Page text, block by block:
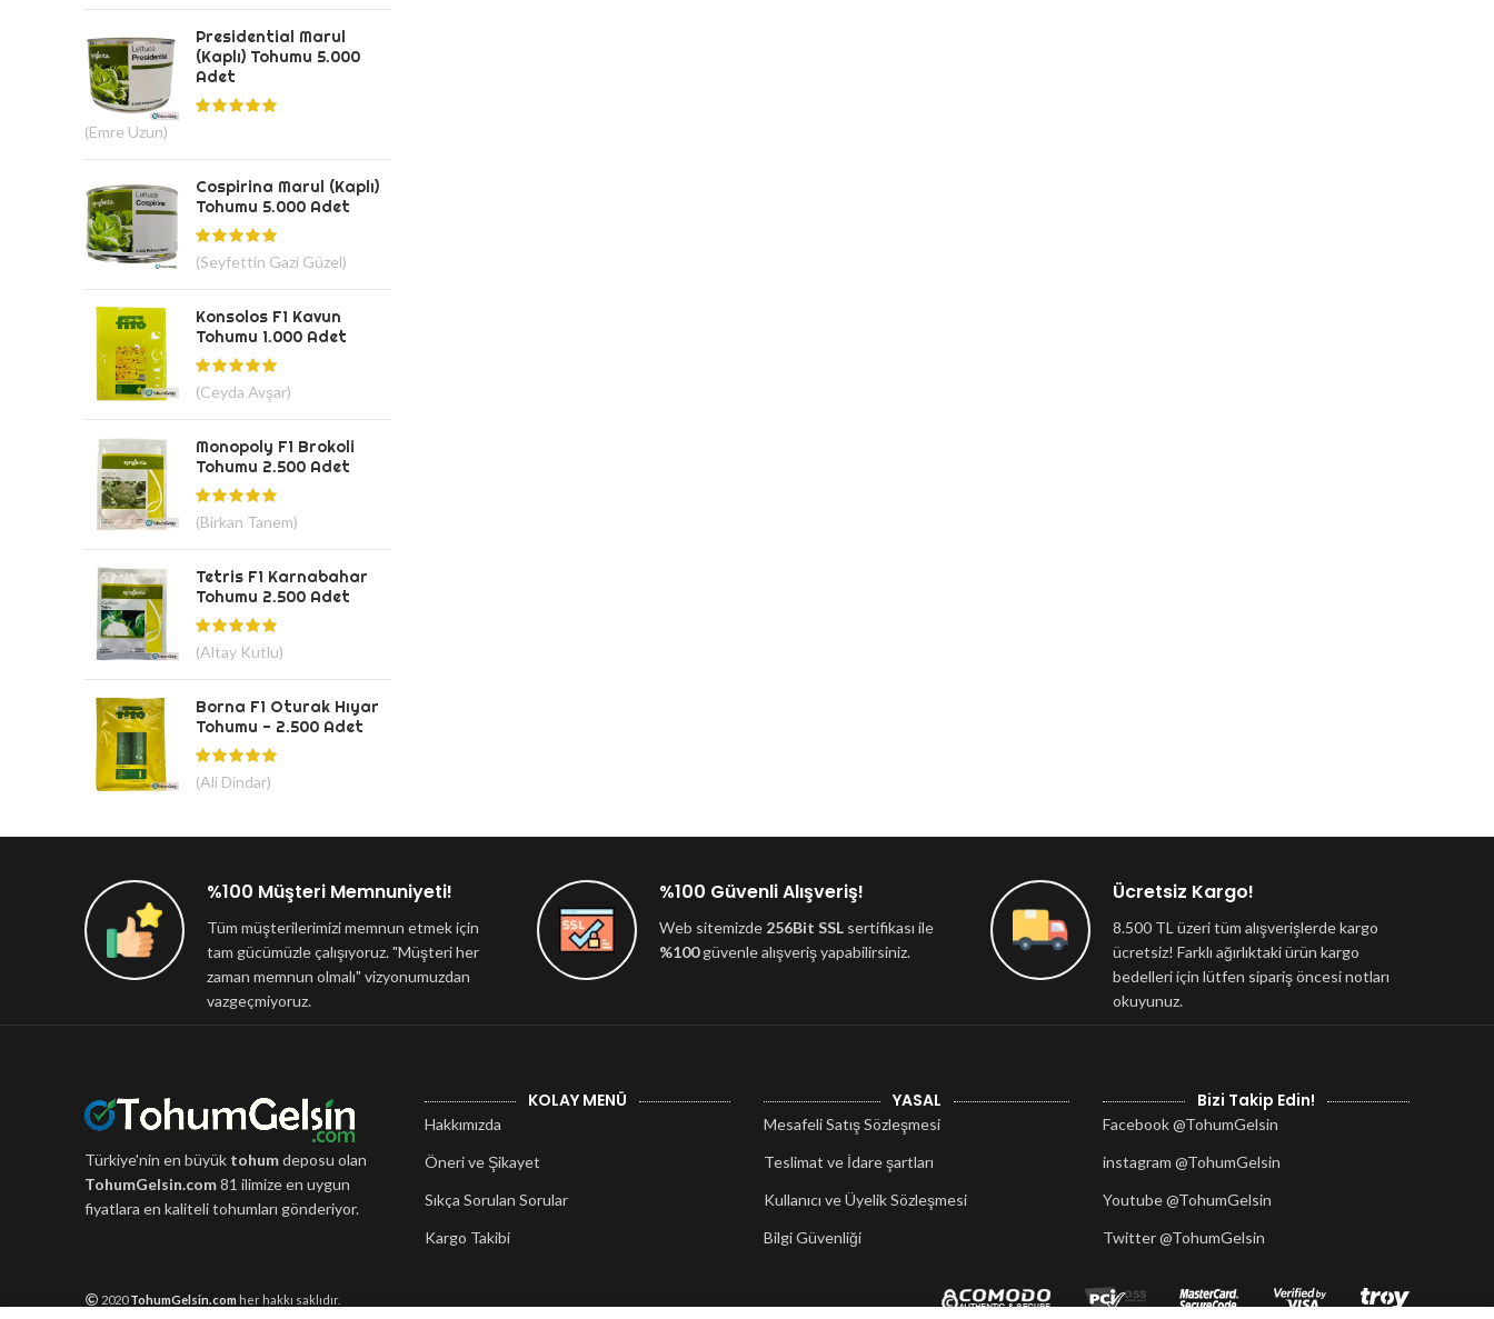
Presidential Marul
(Kaplı) Tohumu 5.000
Adet
(Emre Uzun)
Cospirina Marul (Kaplı)
Tohumu 5.000 Adet
(Seyfettin Gazi Güzel)
Konsolos F1 Kavun
Tohumu 1.000 Adet
(Ceyda Avşar)
Monopoly F1 Brokoli
Tohumu 2.500 Adet
(Birkan Tanem)
Tetris F1 Karnabahar
Tohumu 2.500 Adet
(Altay Kutlu)
Borna F1 Oturak Hıyar
Tohumu - 2.500 Adet
(Ali Dindar)
%100 Müşteri Memnuniyeti!
Tüm müşterilerimizi memnun etmek için
tam gücümüzle çalışıyoruz. "Müşteri her
zaman memnun olmalı" vizyonumuzdan
vazgeçmiyoruz.
%100 Güvenli Alışveriş!
Web sitemizde 256Bit SSL sertifikası ile
%100güvenle alışveriş yapabilirsiniz.
Ücretsiz Kargo!
8.500 TL üzeri tüm alışverişlerde kargo
ücretsiz! Farklı ağırlıktaki ürün kargo
bedelleri için lütfen sipariş öncesi notları
okuyunuz.
Türkiye'nin en büyük tohumdeposu olan
TohumGelsin.com81 ilimize en uygun
fiyatlara en kaliteli tohumları gönderiyor.
KOLAY MENÜ
Hakkımızda
Öneri ve Şikayet
Sıkça Sorulan Sorular
Kargo Takibi
YASAL
Mesafeli Satış Sözleşmesi
Teslimat ve İdare şartları
Kullanıcı ve Üyelik Sözleşmesi
Bilgi Güvenliği
Bizi Takip Edin!
Facebook @TohumGelsin
instagram @TohumGelsin
Youtube @TohumGelsin
Twitter @TohumGelsin
2020TohumGelsin.com her hakkı saklıdır.